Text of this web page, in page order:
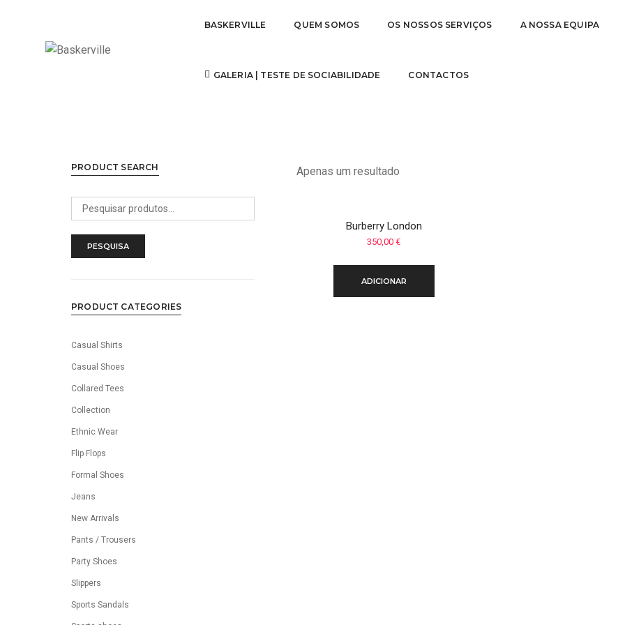
BASKERVILLE QUEM SOMOS OS NOSSOS SERVIÇOS A NOSSA EQUIPA
GALERIA | TESTE DE SOCIABILIDADE CONTACTOS
Apenas um resultado
Burberry London
350,00€
ADICIONAR
PRODUCT SEARCH
Pesquisar
por:
PESQUISA
PRODUCT CATEGORIES
Casual Shirts
Casual Shoes
Collared Tees
Collection
Ethnic Wear
Flip Flops
Formal Shoes
Jeans
New Arrivals
Pants / Trousers
Party Shoes
Slippers
Sports Sandals